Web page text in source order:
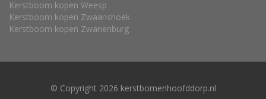
Kerstboom kopen Weesp
Kerstboom kopen Zwaanshoek
Kerstboom kopen Zwanenburg
© Copyright 2026 kerstbomenhoofddorp.nl